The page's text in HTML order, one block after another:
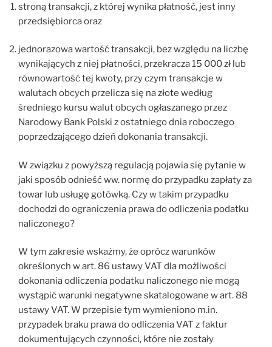
stroną transakcji, z której wynika płatność, jest inny
przedsiębiorca oraz
jednorazowa wartość transakcji, bez względu na liczbę
wynikających z niej płatności, przekracza 15 000 zł lub
równowartość tej kwoty, przy czym transakcje w
walutach obcych przelicza się na złote według
średniego kursu walut obcych ogłaszanego przez
Narodowy Bank Polski z ostatniego dnia roboczego
poprzedzającego dzień dokonania transakcji.
W związku z powyższą regulacją pojawia się pytanie w
jaki sposób odnieść ww. normę do przypadku zapłaty za
towar lub usługę gotówką. Czy w takim przypadku
dochodzi do ograniczenia prawa do odliczenia podatku
naliczonego?
W tym zakresie wskażmy, że oprócz warunków
określonych w art. 86 ustawy VAT dla możliwości
dokonania odliczenia podatku naliczonego nie mogą
wystąpić warunki negatywne skatalogowane w art. 88
ustawy VAT. W przepisie tym wymieniono m.in.
przypadek braku prawa do odliczenia VAT z faktur
dokumentujących czynności, które nie zostały